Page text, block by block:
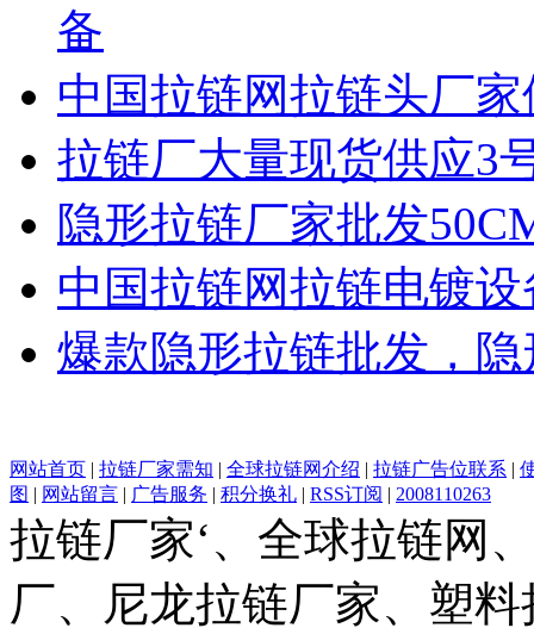
备
中国拉链网拉链头厂
拉链厂大量现货供应3
隐形拉链厂家批发
中国拉链网拉链电镀
爆款隐形拉链批发，
网站首页 | 拉链厂家需知 | 全球拉链网介绍 | 拉链广告位联系 |
图 | 网站留言 | 广告服务 | 积分换礼 | RSS订阅 | 2008110263
拉链厂家‘、全球拉链网
厂、尼龙拉链厂家、塑